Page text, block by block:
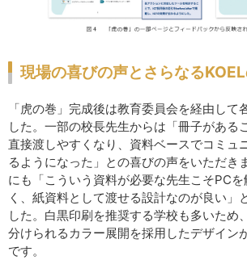
現場の喜びの声とさらなる
「虎の巻」完成後は教育委員会を経由して
した。一部の校長先生からは「冊子がある
直接渡しやすくなり、資料ベースでコミュ
るようになった」との喜びの声をいただき
にも「こういう資料が必要な先生こそPC
く、紙資料として渡せる設計なのが良い」
した。白黒印刷を推奨する学校も多いため
分けられるカラー展開を採用したデザイン
です。